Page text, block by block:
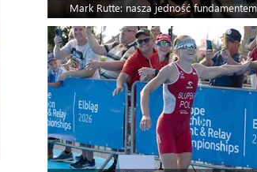
Mark Rutte: nasza jedność